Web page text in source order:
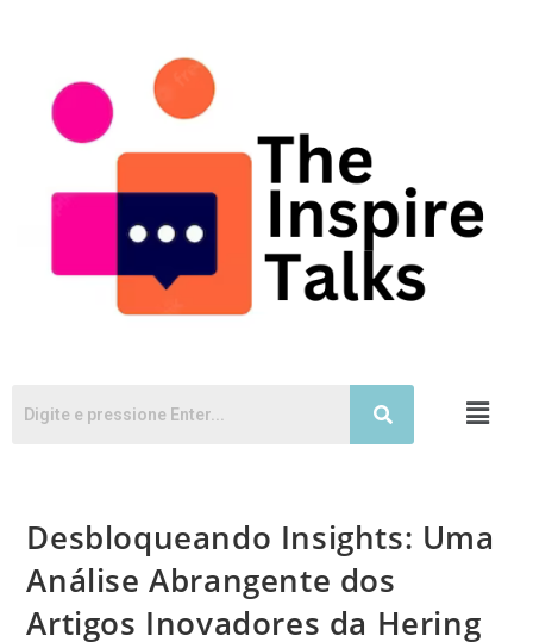
Desbloqueando Insights: Uma
Análise Abrangente dos
Artigos Inovadores da Hering